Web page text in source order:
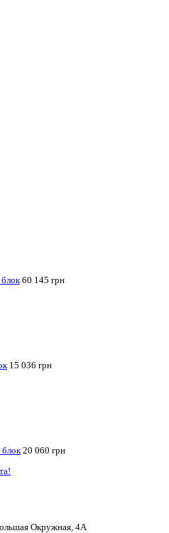
60 145 грн
15 036 грн
20 060 грн
Окружная, 4А